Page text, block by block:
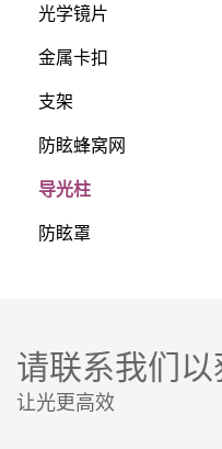
光学镜片
金属卡扣
支架
防眩蜂窝网
导光柱
防眩罩
请联系我们以
让光更高效